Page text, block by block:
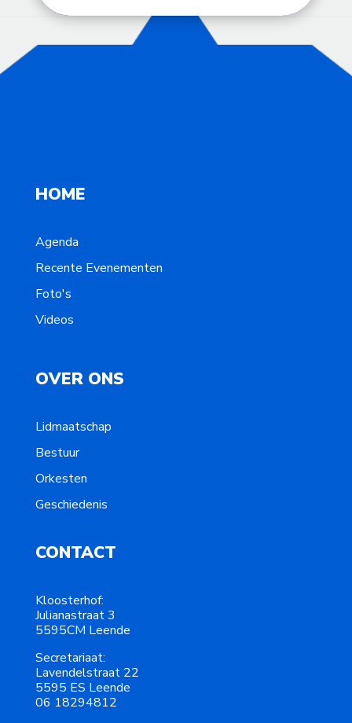
HOME
Agenda
Recente Evenementen
Foto's
Videos
OVER ONS
Lidmaatschap
Bestuur
Orkesten
Geschiedenis
CONTACT
Kloosterhof:
Julianastraat 3
5595CM Leende
Secretariaat:
Lavendelstraat 22
5595 ES Leende
06 18294812